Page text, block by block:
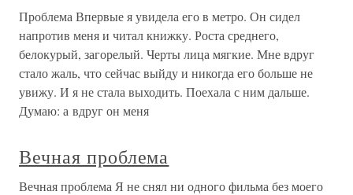
Проблема Впервые я увидела его в метро. Он сидел
напротив меня и читал книжку. Роста среднего,
белокурый, загорелый. Черты лица мягкие. Мне вдруг
стало жаль, что сейчас выйду и никогда его больше не
увижу. И я не стала выходить. Поехала с ним дальше.
Думаю: а вдруг он меня
Вечная проблема
Вечная проблема Я не снял ни одного фильма без моего